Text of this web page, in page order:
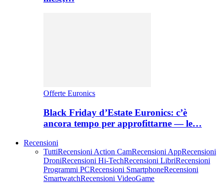
Offerte Euronics
Black Friday d’Estate Euronics: c’è
ancora tempo per approfittarne — le…
Recensioni
TuttiRecensioni Action CamRecensioni AppRecensioni
DroniRecensioni Hi-TechRecensioni LibriRecensioni
Programmi PCRecensioni SmartphoneRecensioni
SmartwatchRecensioni VideoGame